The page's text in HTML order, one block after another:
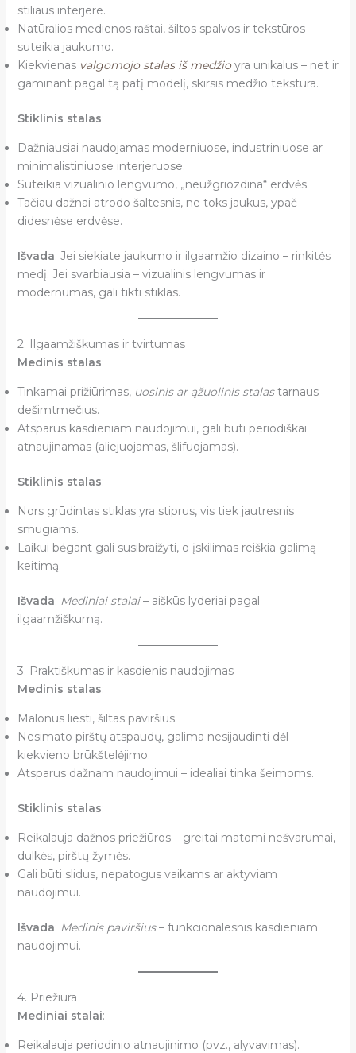
stiliaus interjere.
Natūralios medienos raštai, šiltos spalvos ir tekstūros
suteikia jaukumo.
Kiekvienas valgomojo stalas iš medžioyra unikalus – net ir
gaminant pagal tą patį modelį, skirsis medžio tekstūra.
Stiklinis stalas:
Dažniausiai naudojamas moderniuose, industriniuose ar
minimalistiniuose interjeruose.
Suteikia vizualinio lengvumo, „neužgriozdina“ erdvės.
Tačiau dažnai atrodo šaltesnis, ne toks jaukus, ypač
didesnėse erdvėse.
Išvada: Jei siekiate jaukumo ir ilgaamžio dizaino – rinkitės
medį. Jei svarbiausia – vizualinis lengvumas ir
modernumas, gali tikti stiklas.
2. Ilgaamžiškumas ir tvirtumas
Medinis stalas:
Tinkamai prižiūrimas, uosinis ar ąžuolinis stalastarnaus
dešimtmečius.
Atsparus kasdieniam naudojimui, gali būti periodiškai
atnaujinamas (aliejuojamas, šlifuojamas).
Stiklinis stalas:
Nors grūdintas stiklas yra stiprus, vis tiek jautresnis
smūgiams.
Laikui bėgant gali susibraižyti, o įskilimas reiškia galimą
keitimą.
Išvada: Mediniai stalai– aiškūs lyderiai pagal
ilgaamžiškumą.
3. Praktiškumas ir kasdienis naudojimas
Medinis stalas:
Malonus liesti, šiltas paviršius.
Nesimato pirštų atspaudų, galima nesijaudinti dėl
kiekvieno brūkštelėjimo.
Atsparus dažnam naudojimui – idealiai tinka šeimoms.
Stiklinis stalas:
Reikalauja dažnos priežiūros – greitai matomi nešvarumai,
dulkės, pirštų žymės.
Gali būti slidus, nepatogus vaikams ar aktyviam
naudojimui.
Išvada: Medinis paviršius– funkcionalesnis kasdieniam
naudojimui.
4. Priežiūra
Mediniai stalai:
Reikalauja periodinio atnaujinimo (pvz., alyvavimas).